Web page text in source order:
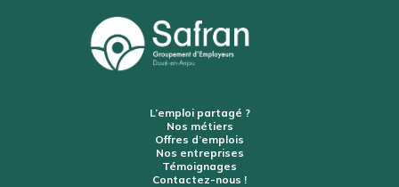
L’emploi partagé ?
Nos métiers
Offres d’emplois
Nos entreprises
Témoignages
Contactez-nous !